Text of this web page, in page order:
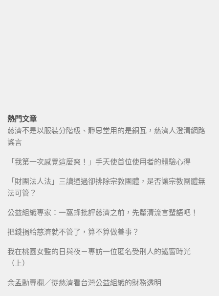
熱門文章
慈濟不是以服裝分階級、靜思堂用的是銅瓦，慈濟人澄清網路
謠言
「我第一次感覺這麼爽！」手天使首位使用者的體驗心得
「財團法人法」三讀通過卻排除宗教團體，是否讓宗教團體無
法可管？
公益組織專家：一窩蜂批評慈濟之前，先釐清流言蜚語吧！
把錢捐給慈濟就不管了，算不算做善事？
我在桃園女監的日與夜－專訪一位匿名受刑人的鐵窗時光
（上）
余孟勳專欄／從慈濟看台灣公益組織的財務透明